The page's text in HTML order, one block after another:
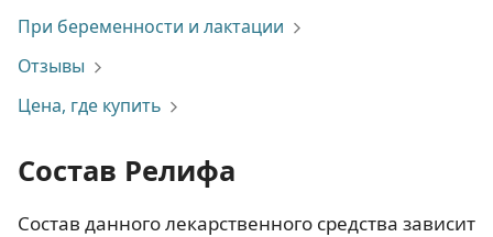
При беременности и лактации
Отзывы
Цена, где купить
Состав Релифа
Состав данного лекарственного средства зависит